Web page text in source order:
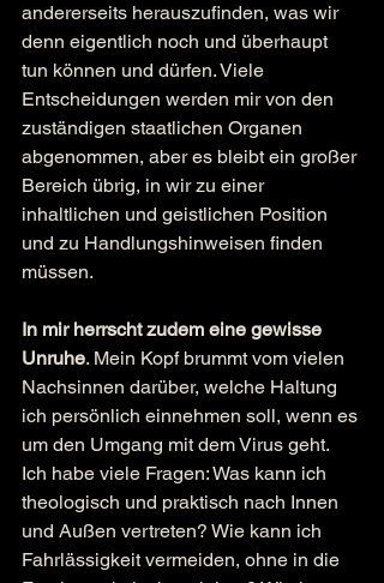
andererseits herauszufinden, was wir
denn eigentlich noch und überhaupt
tun können und dürfen. Viele
Entscheidungen werden mir von den
zuständigen staatlichen Organen
abgenommen, aber es bleibt ein großer
Bereich übrig, in wir zu einer
inhaltlichen und geistlichen Position
und zu Handlungshinweisen finden
müssen.
In mir herrscht zudem eine gewisse
Unruhe. Mein Kopf brummt vom vielen
Nachsinnen darüber, welche Haltung
ich persönlich einnehmen soll, wenn es
um den Umgang mit dem Virus geht.
Ich habe viele Fragen: Was kann ich
theologisch und praktisch nach Innen
und Außen vertreten? Wie kann ich
Fahrlässigkeit vermeiden, ohne in die